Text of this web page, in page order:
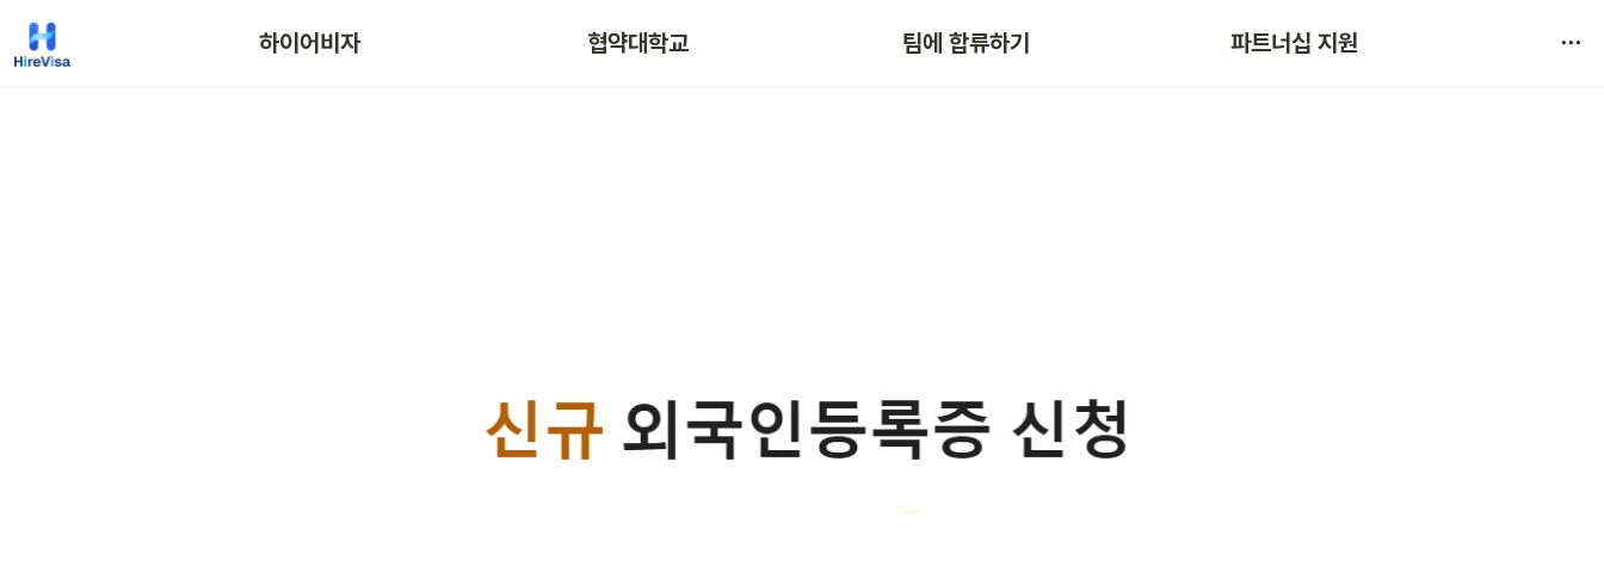
하이어비자 협약대학교 팀에 합류하기 파트너십 지원
서비스 불만 사항 제보